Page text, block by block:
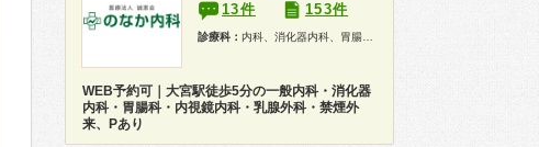
13件 153件
診療科： 内科、消化器内科、胃腸科、乳腺科、内視鏡、健康診断、人間ドック
WEB予約可｜大宮駅徒歩5分の一般内科・消化器
内科・胃腸科・内視鏡内科・乳腺外科・禁煙外
来、Pあり